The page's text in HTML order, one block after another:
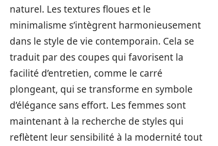
naturel. Les textures floues et le
minimalisme s’intègrent harmonieusement
dans le style de vie contemporain. Cela se
traduit par des coupes qui favorisent la
facilité d’entretien, comme le carré
plongeant, qui se transforme en symbole
d’élégance sans effort. Les femmes sont
maintenant à la recherche de styles qui
reflètent leur sensibilité à la modernité tout